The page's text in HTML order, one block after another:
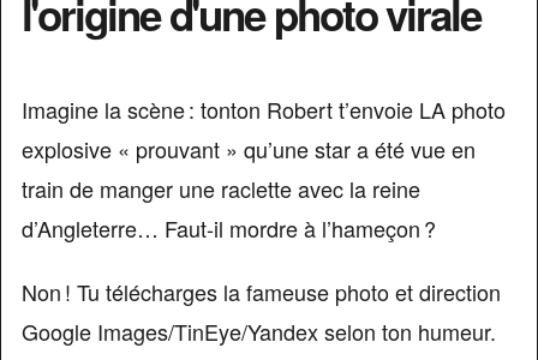
l'origine d'une photo virale
Imagine la scène : tonton Robert t’envoie LA photo
explosive « prouvant » qu’une star a été vue en
train de manger une raclette avec la reine
d’Angleterre… Faut-il mordre à l’hameçon ?
Non ! Tu télécharges la fameuse photo et direction
Google Images/TinEye/Yandex selon ton humeur.